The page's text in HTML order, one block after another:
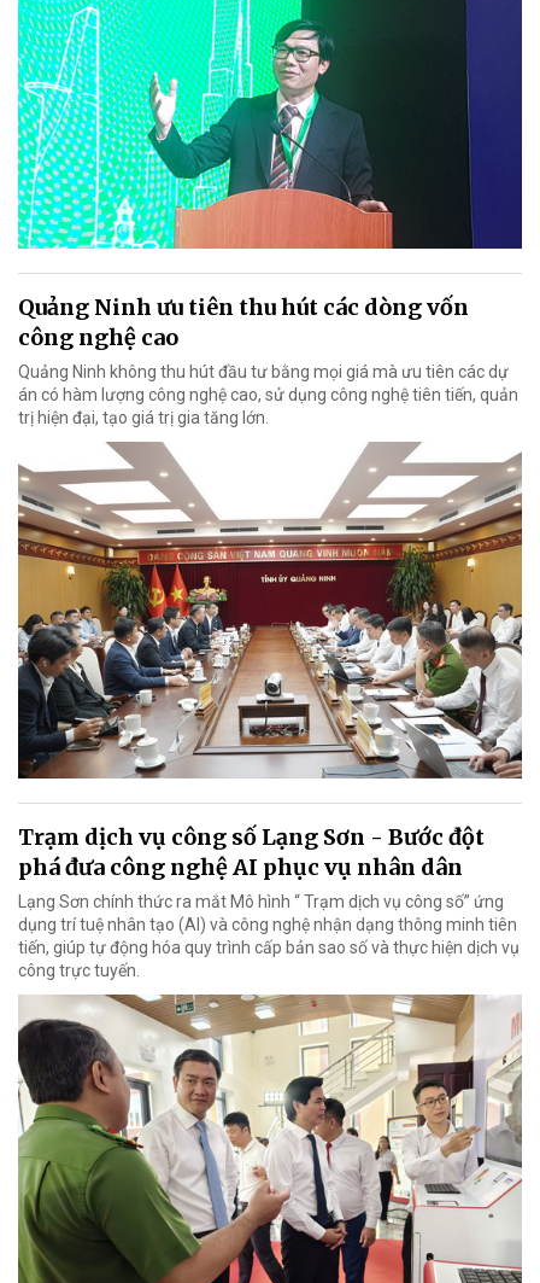
Quảng Ninh ưu tiên thu hút các dòng vốn
công nghệ cao
Quảng Ninh không thu hút đầu tư bằng mọi giá mà ưu tiên các dự
án có hàm lượng công nghệ cao, sử dụng công nghệ tiên tiến, quản
trị hiện đại, tạo giá trị gia tăng lớn.
Trạm dịch vụ công số Lạng Sơn - Bước đột
phá đưa công nghệ AI phục vụ nhân dân
Lạng Sơn chính thức ra mắt Mô hình “ Trạm dịch vụ công số” ứng
dụng trí tuệ nhân tạo (AI) và công nghệ nhận dạng thông minh tiên
tiến, giúp tự động hóa quy trình cấp bản sao số và thực hiện dịch vụ
công trực tuyến.